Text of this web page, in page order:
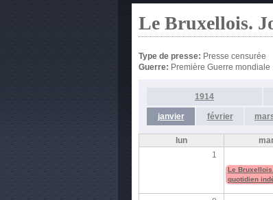
Le Bruxellois.
Type de presse: Presse censurée
Guerre: Première Guerre mondiale
1914
janvier février
lun
1
Le
quotidien